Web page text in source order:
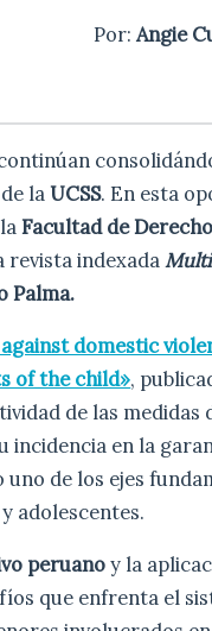
Por: Angie
laUCSS. En esta
Facultad de
revista indexada
Palma.
domestic
of the child»,
de las
incidencia en la
de los ejes
adolescentes.
peruanoy la
que enfrenta el